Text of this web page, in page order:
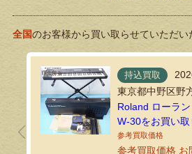
全国のお客様から買い取らせていただ
持込買取
東京都中野区野
Roland ローラ
W-30をお買い取
環七ホビーの持
参考買取価格 お